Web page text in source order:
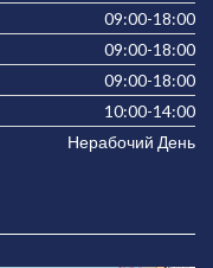
09:00-18:00
09:00-18:00
09:00-18:00
10:00-14:00
Нерабочий День